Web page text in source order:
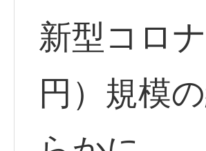
新型コロ
円）規模